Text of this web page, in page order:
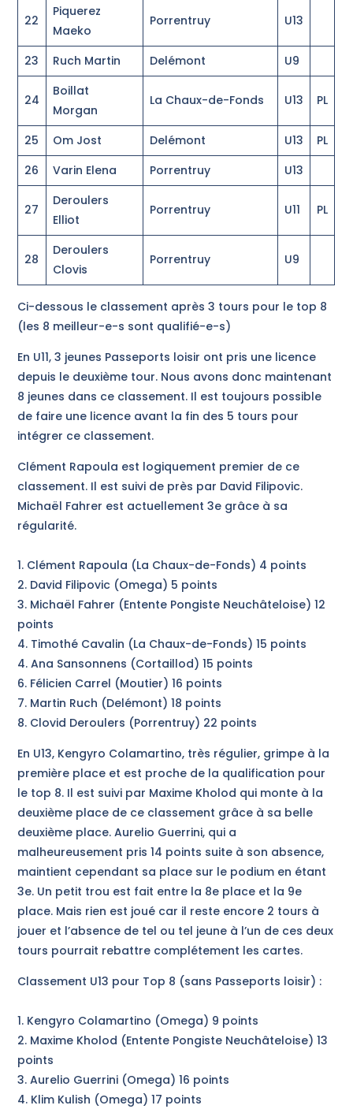
22
Piquerez
Maeko
Porrentruy U13
23 Ruch Martin Delémont U9
24
Boillat
Morgan
La Chaux-de-Fonds U13 PL
25 Om Jost Delémont U13
PL
26
Varin Elena Porrentruy U13
27
Deroulers
Elliot
Porrentruy U11 PL
28
Deroulers
Clovis
Porrentruy U9
Ci-dessous le classement après 3 tours pour le top 8
(les 8 meilleur-e-s sont qualifié-e-s)
En U11, 3 jeunes Passeports loisir ont pris une licence
depuis le deuxième tour. Nous avons donc maintenant
8 jeunes dans ce classement. Il est toujours possible
de faire une licence avant la fin des 5 tours pour
intégrer ce classement.
Clément Rapoula est logiquement premier de ce
classement. Il est suivi de près par David Filipovic.
Michaël Fahrer est actuellement 3e grâce à sa
régularité.
1. Clément Rapoula (La Chaux-de-Fonds) 4 points
2. David Filipovic (Omega) 5 points
3. Michaël Fahrer (Entente Pongiste Neuchâteloise) 12
points
4. Timothé Cavalin (La Chaux-de-Fonds) 15 points
4. Ana Sansonnens (Cortaillod) 15 points
6. Félicien Carrel (Moutier) 16 points
7. Martin Ruch (Delémont) 18 points
8. Clovid Deroulers (Porrentruy) 22 points
En U13, Kengyro Colamartino, très régulier, grimpe à la
première place et est proche de la qualification pour
le top 8. Il est suivi par Maxime Kholod qui monte à la
deuxième place de ce classement grâce à sa belle
deuxième place. Aurelio Guerrini, qui a
malheureusement pris 14 points suite à son absence,
maintient cependant sa place sur le podium en étant
3e. Un petit trou est fait entre la 8e place et la 9e
place. Mais rien est joué car il reste encore 2 tours à
jouer et l’absence de tel ou tel jeune à l’un de ces deux
tours pourrait rebattre complétement les cartes.
Classement U13 pour Top 8 (sans Passeports loisir) :
1. Kengyro Colamartino (Omega) 9 points
2. Maxime Kholod (Entente Pongiste Neuchâteloise) 13
points
3. Aurelio Guerrini (Omega) 16 points
4. Klim Kulish (Omega) 17 points